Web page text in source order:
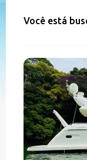
Você está